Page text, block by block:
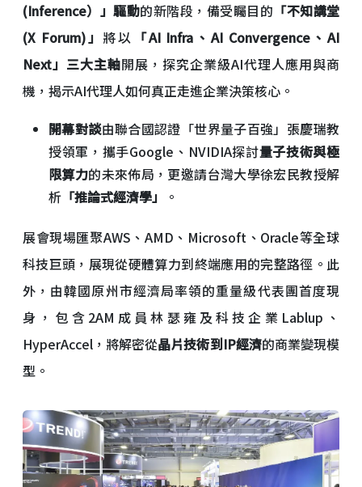
(Inference）」驅動的新階段，備受矚目的 「不知講堂
(X Forum)」 將以 「AI Infra、AI Convergence、AI
Next」三大主軸開展，探究企業級AI代理人應用與商
機，揭示AI代理人如何真正走進企業決策核心。
開幕對談由聯合國認證「世界量子百強」張慶瑞教
授領軍，攜手Google、NVIDIA探討量子技術與極
限算力的未來佈局，更邀請台灣大學徐宏民教授解
析 「推論式經濟學」 。
展會現場匯聚AWS、AMD、Microsoft、Oracle等全球
科技巨頭，展現從硬體算力到終端應用的完整路徑。此
外，由韓國原州市經濟局率領的重量級代表團首度現
身，包含2AM成員林瑟雍及科技企業Lablup、
HyperAccel，將解密從晶片技術到IP經濟的商業變現模
型。